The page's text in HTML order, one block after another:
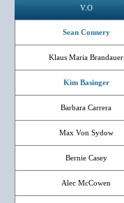
V.O
Sean Connery
Klaus Maria Brandauer
Kim Basinger
Barbara Carrera
Max Von Sydow
Bernie Casey
Alec McCowen